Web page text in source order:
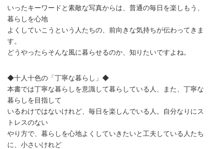
いったキーワードと素敵な写真からは、普通の毎日を楽しもう、
暮らしを心地
よくしていこうという人たちの、前向きな気持ちが伝わってきま
す。
どうやったらそんな風に暮らせるのか、知りたいですよね。
◆十人十色の「丁寧な暮らし」◆
本書では丁寧な暮らしを意識して暮らしている人、また、丁寧な
暮らしを目指して
いるわけではないけれど、毎日を楽しんでいる人。自分なりにス
トレスのない
やり方で、暮らしを心地よくしていきたいと工夫している人たち
に、小さいけれど